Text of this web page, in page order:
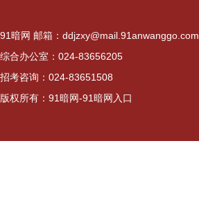
91暗网 邮箱： ddjzxy@mail.91anwanggo.com
综合办公室：024-83656205
招考咨询：024-83651508
版权所有：91暗网-91暗网入口